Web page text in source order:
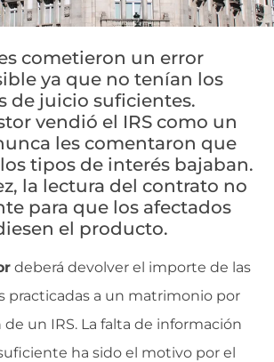
cometieron un error
ya que no tenían los
de juicio suficientes.
vendió el IRS como un
les comentaron que
tipos de interés bajaban.
la lectura del contrato no
para que los afectados
el producto.
deberá devolver el importe de las
practicadas a un matrimonio por
de un IRS. La falta de información
ha sido el motivo por el